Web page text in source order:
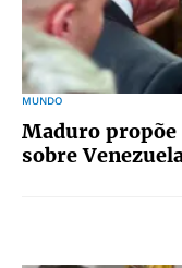
MUNDO
Maduro propõe
sobre